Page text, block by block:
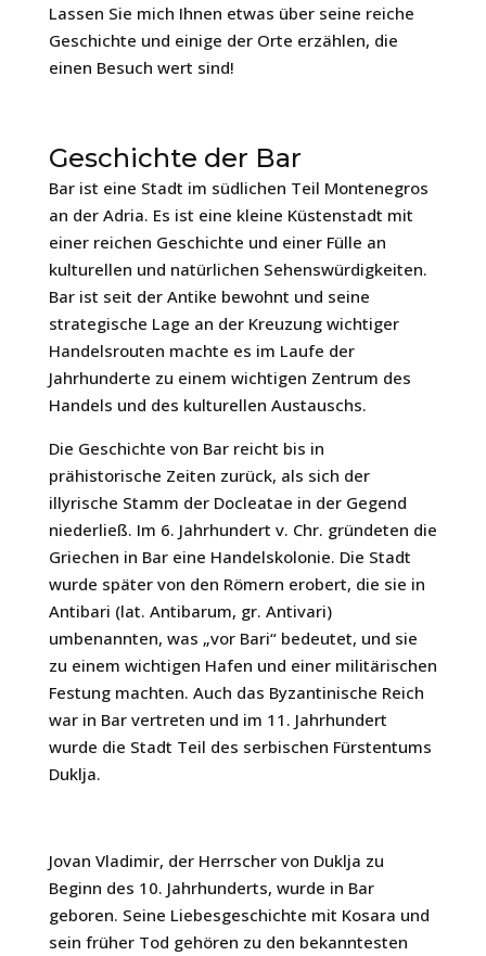
Lassen Sie mich Ihnen etwas über seine reiche
Geschichte und einige der Orte erzählen, die
einen Besuch wert sind!
Geschichte der Bar
Bar ist eine Stadt im südlichen Teil Montenegros
an der Adria. Es ist eine kleine Küstenstadt mit
einer reichen Geschichte und einer Fülle an
kulturellen und natürlichen Sehenswürdigkeiten.
Bar ist seit der Antike bewohnt und seine
strategische Lage an der Kreuzung wichtiger
Handelsrouten machte es im Laufe der
Jahrhunderte zu einem wichtigen Zentrum des
Handels und des kulturellen Austauschs.
Die Geschichte von Bar reicht bis in
prähistorische Zeiten zurück, als sich der
illyrische Stamm der Docleatae in der Gegend
niederließ. Im 6. Jahrhundert v. Chr. gründeten die
Griechen in Bar eine Handelskolonie. Die Stadt
wurde später von den Römern erobert, die sie in
Antibari (lat. Antibarum, gr. Antivari)
umbenannten, was „vor Bari“ bedeutet, und sie
zu einem wichtigen Hafen und einer militärischen
Festung machten. Auch das Byzantinische Reich
war in Bar vertreten und im 11. Jahrhundert
wurde die Stadt Teil des serbischen Fürstentums
Duklja.
Jovan Vladimir, der Herrscher von Duklja zu
Beginn des 10. Jahrhunderts, wurde in Bar
geboren. Seine Liebesgeschichte mit Kosara und
sein früher Tod gehören zu den bekanntesten